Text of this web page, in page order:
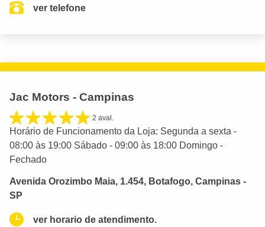
ver telefone
Jac Motors - Campinas
2 aval.
Horário de Funcionamento da Loja: Segunda a sexta -
08:00 às 19:00 Sábado - 09:00 às 18:00 Domingo -
Fechado
Avenida Orozimbo Maia, 1.454, Botafogo, Campinas -
SP
ver horario de atendimento.